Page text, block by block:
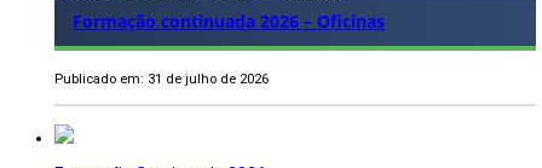
Formação continuada 2026 – Oficinas
Publicado em: 31 de julho de 2026